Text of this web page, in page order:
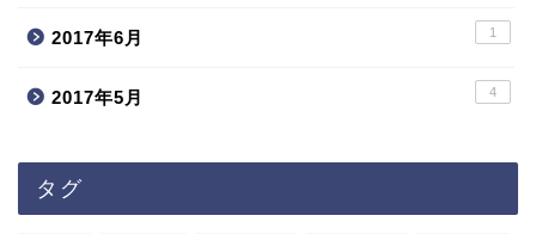
2017年6月 1
2017年5月 4
タグ